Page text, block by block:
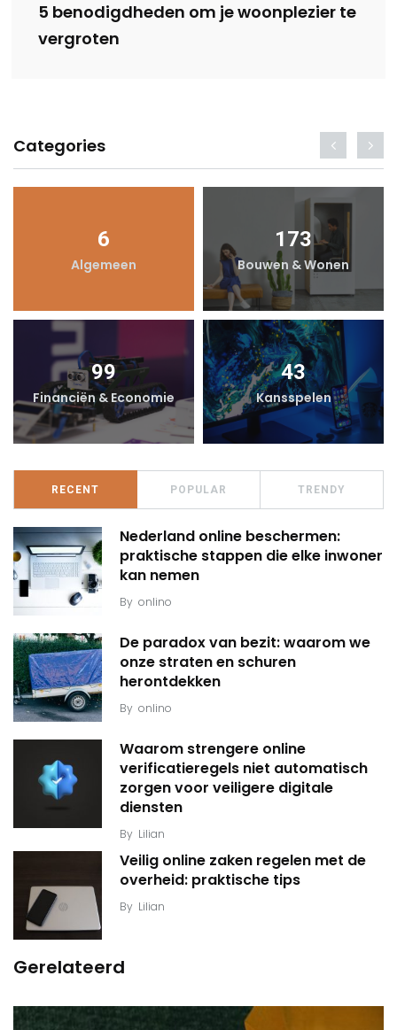
5 benodigdheden om je woonplezier te
vergroten
Categories
6
Algemeen
173
Bouwen & Wonen
99
Financiën & Economie
43
Kansspelen
RECENT POPULAR TRENDY
Nederland online beschermen:
praktische stappen die elke inwoner
kan nemen
By onlino
De paradox van bezit: waarom we
onze straten en schuren
herontdekken
By onlino
Waarom strengere online
verificatieregels niet automatisch
zorgen voor veiligere digitale
diensten
By Lilian
Veilig online zaken regelen met de
overheid: praktische tips
By Lilian
Gerelateerd